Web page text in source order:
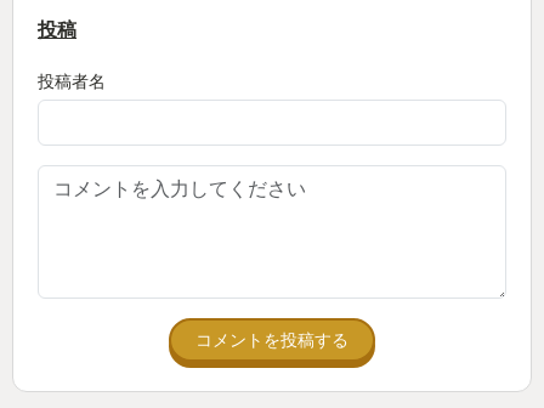
レイ。いい世の中になったものだ。（当時はカメク
だ。 集英社ゲームズとのタッグにより、贅沢な仕様
ゲームの内容に関しては、ぜひ皆さんに体験してほ
しいのであえて記載はしない。 都市伝説、怪異、そ
してドット絵が好きなアラサー女子には、ドストラ
イクな作品であった。 そしてBitSummitで得た、
投稿
投稿者名
コメントを投稿する